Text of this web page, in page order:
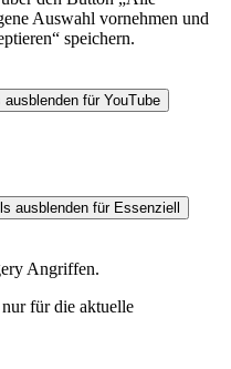
Auswahl vornehmen und
speichern.
ausblenden für YouTube
ausblenden für Essenziell
Angriffen.
für die aktuelle